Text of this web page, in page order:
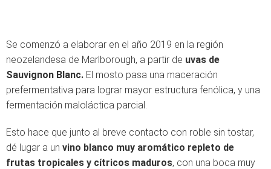
Se comenzó a elaborar en el año 2019 en la región
neozelandesa de Marlborough, a partir de uvas de
Sauvignon Blanc. El mosto pasa una maceración
prefermentativa para lograr mayor estructura fenólica, y una
fermentación maloláctica parcial.
Esto hace que junto al breve contacto con roble sin tostar,
dé lugar a un vino blanco muy aromático repleto de
frutas tropicales y cítricos maduros, con una boca muy